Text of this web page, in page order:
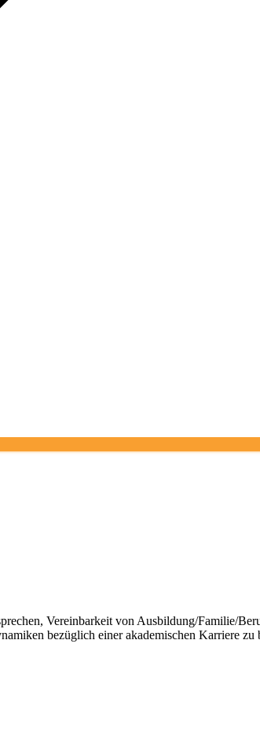
Vereinbarkeit von Ausbildung/Familie/
bezüglich einer akademischen Karriere zu